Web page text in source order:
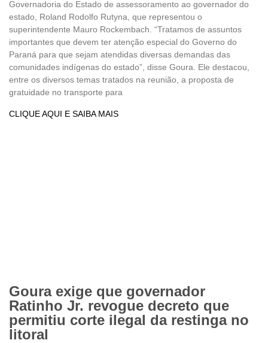
Governadoria do Estado de assessoramento ao governador do
estado, Roland Rodolfo Rutyna, que representou o
superintendente Mauro Rockembach. “Tratamos de assuntos
importantes que devem ter atenção especial do Governo do
Paraná para que sejam atendidas diversas demandas das
comunidades indígenas do estado”, disse Goura. Ele destacou,
entre os diversos temas tratados na reunião, a proposta de
gratuidade no transporte para
CLIQUE AQUI E SAIBA MAIS
Goura exige que governador
Ratinho Jr. revogue decreto que
permitiu corte ilegal da restinga no
litoral